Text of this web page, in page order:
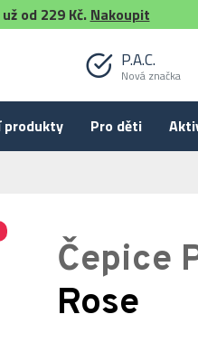
už od 229 Kč. Nakoupit
P.A.C.
Nová značka
Pro děti
Čepice
Rose